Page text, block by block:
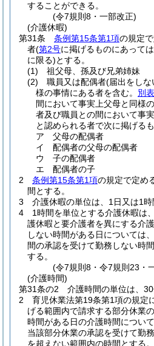
することができる。
(令7規則8・一部改正)
(介護休暇)
第31条
条例第15条第1項の規定
者(第2号に掲げるものにあって
に限る)とする。
(1)
祖父母、孫及び兄弟姉妹
(2)
職員又は配偶者(届出をしな
様の事情にある者を含む。 別
間において事実上父母と同様
者及び職員との間において事
と認められる者で次に掲げる
ア
父母の配偶者
イ
配偶者の父母の配偶者
ウ
子の配偶者
エ
配偶者の子
2
条例第15条第1項の規定で定め
間とする。
3
介護休暇の単位は、1日又は1時
4
1時間を単位とする介護休暇は
護休暇と要介護者を異にする介
しない時間がある日については
間の承認を受けて勤務しない時
する。
(令7規則8・令7規則23・
(介護時間)
第31条の2
介護時間の単位は、30
2
育児休業法第19条第1項の規定
げる範囲内で請求する部分休業
時間がある日の介護時間につい
当該部分休業の承認を受けて勤
を超えない範囲内の時間とする。